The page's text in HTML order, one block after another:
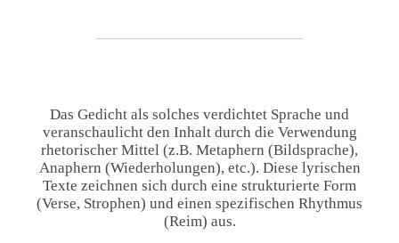
Das Gedicht als solches verdichtet Sprache und
veranschaulicht den Inhalt durch die Verwendung
rhetorischer Mittel (z.B. Metaphern (Bildsprache),
Anaphern (Wiederholungen), etc.). Diese lyrischen
Texte zeichnen sich durch eine strukturierte Form
(Verse, Strophen) und einen spezifischen Rhythmus
(Reim) aus.